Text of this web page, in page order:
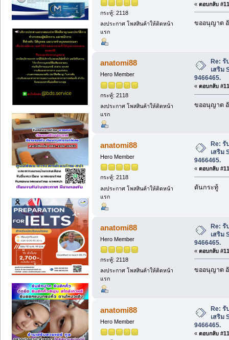
กระทู้: 2118
ลงประกาศ โพสสินค้าให้ติดหน้า
แรก
« ตอบกลับ
ขออนุญาต
anatomi88
Hero Member
กระทู้: 2118
ลงประกาศ โพสสินค้าให้ติดหน้า
แรก
Re:
เสริม
9466465.
« ตอบกลับ
ขออนุญาต
anatomi88
Hero Member
กระทู้: 2118
ลงประกาศ โพสสินค้าให้ติดหน้า
แรก
Re:
เสริม
9466465.
« ตอบกลับ
ดันกระทู้
anatomi88
Hero Member
กระทู้: 2118
ลงประกาศ โพสสินค้าให้ติดหน้า
แรก
Re:
เสริม
9466465.
« ตอบกลับ
ขออนุญาต
anatomi88
Hero Member
Re: รั
เสริม
9466465.
« ตอบกลับ